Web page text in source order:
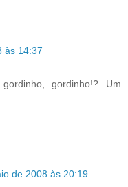
às 14:37
gordinho!? Um
de 2008 às 20:19